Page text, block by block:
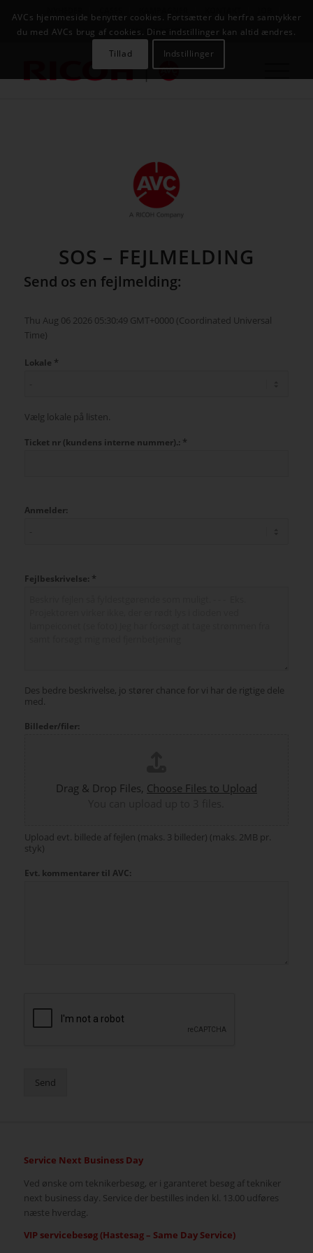
AVC INFOSYSTEM
SOS – FEJLMELDING
Send os en fejlmelding:
Thu Aug 06 2026 05:30:49 GMT+0000 (Coordinated Universal
Time)
Lokale *
Vælg lokale på listen.
Ticket nr (kundens interne nummer).: *
Anmelder:
Fejlbeskrivelse: *
Des bedre beskrivelse, jo stører chance for vi har de rigtige dele
med.
Billeder/filer:
Drag & Drop Files, Choose Files to Upload
Upload evt. billede af fejlen (maks. 3 billeder) (maks. 2MB pr.
styk)
Evt. kommentarer til AVC:
Send
Service Next Business Day
Ved ønske om teknikerbesøg, er i garanteret besøg af tekniker
next business day. Service der bestilles inden kl. 13.00 udføres
næste hverdag.
VIP servicebesøg (Hastesag – Same Day Service)
AVCs hjemmeside benytter cookies. Fortsætter du herfra samtykker
du med AVCs brug af cookies. Dine indstillinger kan altid ændres.
Tillad
Indstillinger